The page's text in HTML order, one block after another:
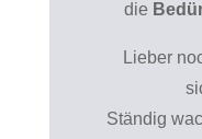
die
Lieber
Ständig